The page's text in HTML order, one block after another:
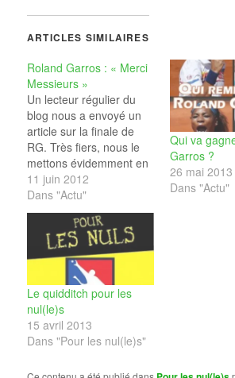
ARTICLES SIMILAIRES
Roland Garros : « Merci
Messieurs »
Un lecteur régulier du
blog nous a envoyé un
article sur la finale de
RG. Très fiers, nous le
mettons évidemment en
ligne, donc n'hésitez pas
à en faire autant ! "Un
petit mot à la
communauté du Yaourt
du Sport pour exprimer
mon admiration aux
deux joueurs de tennis…
11 juin 2012
Dans "Actu"
Qui va
Garros ?
26 mai 2013
Dans "Actu"
Le quidditch pour les
nul(le)s
15 avril 2013
Dans "Pour les nul(le)s"